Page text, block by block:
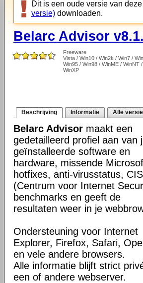
Dit is een oude versie van
versie) downloaden.
Belarc Advisor
Freeware
Vista / Win10 / Win2k / Win7 /
Win95 / Win98 / WinME / WinNT /
WinXP
Beschrijving Informatie Alle
Belarc Advisor maakt een
gedetailleerd profiel aan van
geïnstalleerde software en
hardware, missende
hotfixes, anti-virusstatus, CIS
(Centrum voor Internet
benchmarks en geeft de
resultaten weer in je
Ondersteuning voor Internet
Explorer, Firefox, Safari,
en vele andere browsers.
Alle informatie blijft strict
een of andere webserver.